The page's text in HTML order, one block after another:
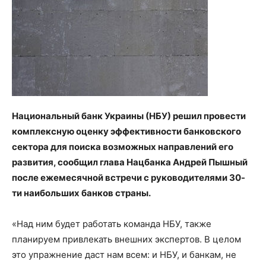
Национальный банк Украины (НБУ) решил провести
комплексную оценку эффективности банковского
сектора для поиска возможных направлений его
развития, сообщил глава Нацбанка Андрей Пышный
после ежемесячной встречи с руководителями 30-
ти наибольших банков страны.
«Над ним будет работать команда НБУ, также
планируем привлекать внешних экспертов. В целом
это упражнение даст нам всем: и НБУ, и банкам, не